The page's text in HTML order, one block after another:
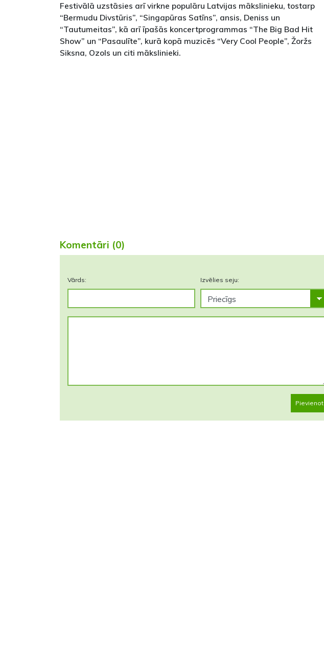
Festivālā uzstāsies arī virkne populāru Latvijas mākslinieku, tostarp
“Bermudu Divstūris”, “Singapūras Satīns”, ansis, Deniss un
“Tautumeitas”, kā arī īpašās koncertprogrammas “The Big Bad Hit
Show” un “Pasaulīte”, kurā kopā muzicēs “Very Cool People”, Žoržs
Siksna, Ozols un citi mākslinieki.
Komentāri (0)
Vārds: Izvēlies seju:
Pievienot